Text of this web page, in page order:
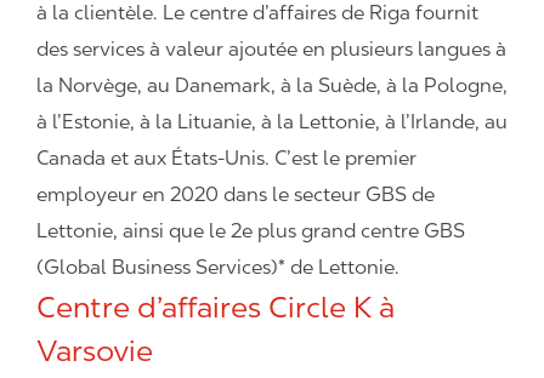
à la clientèle. Le centre d’affaires de Riga fournit
des services à valeur ajoutée en plusieurs langues à
la Norvège, au Danemark, à la Suède, à la Pologne,
à l’Estonie, à la Lituanie, à la Lettonie, à l’Irlande, au
Canada et aux États-Unis. C’est le premier
employeur en 2020 dans le secteur GBS de
Lettonie, ainsi que le 2e plus grand centre GBS
(Global Business Services)* de Lettonie.
Centre d’affaires Circle K à
Varsovie